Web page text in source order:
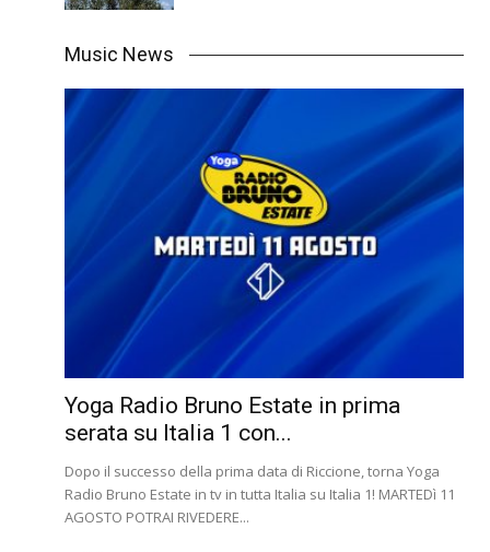
Music News
Yoga Radio Bruno Estate in prima
serata su Italia 1 con...
Dopo il successo della prima data di Riccione, torna Yoga
Radio Bruno Estate in tv in tutta Italia su Italia 1! MARTEDì 11
AGOSTO POTRAI RIVEDERE...